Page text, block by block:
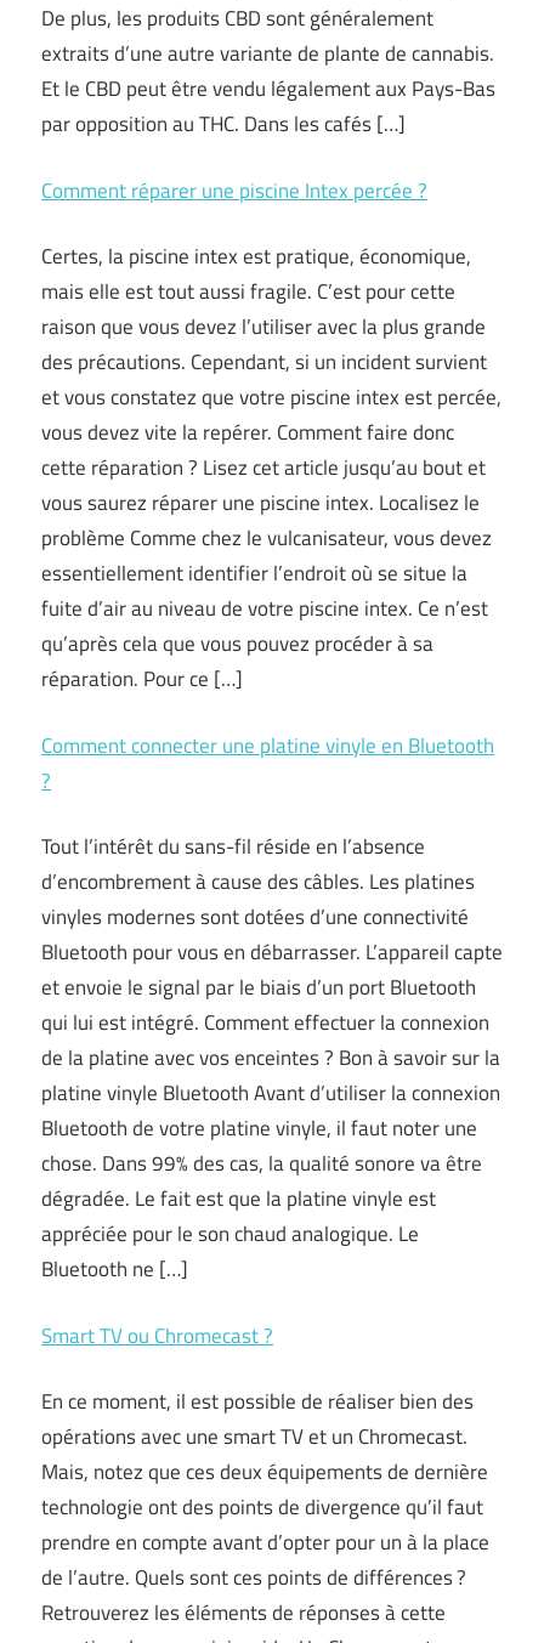
De plus, les produits CBD sont généralement
extraits d’une autre variante de plante de cannabis.
Et le CBD peut être vendu légalement aux Pays-Bas
par opposition au THC. Dans les cafés […]
Comment réparer une piscine Intex percée ?
Certes, la piscine intex est pratique, économique,
mais elle est tout aussi fragile. C’est pour cette
raison que vous devez l’utiliser avec la plus grande
des précautions. Cependant, si un incident survient
et vous constatez que votre piscine intex est percée,
vous devez vite la repérer. Comment faire donc
cette réparation ? Lisez cet article jusqu’au bout et
vous saurez réparer une piscine intex. Localisez le
problème Comme chez le vulcanisateur, vous devez
essentiellement identifier l’endroit où se situe la
fuite d’air au niveau de votre piscine intex. Ce n’est
qu’après cela que vous pouvez procéder à sa
réparation. Pour ce […]
Comment connecter une platine vinyle en Bluetooth
?
Tout l’intérêt du sans-fil réside en l’absence
d’encombrement à cause des câbles. Les platines
vinyles modernes sont dotées d’une connectivité
Bluetooth pour vous en débarrasser. L’appareil capte
et envoie le signal par le biais d’un port Bluetooth
qui lui est intégré. Comment effectuer la connexion
de la platine avec vos enceintes ? Bon à savoir sur la
platine vinyle Bluetooth Avant d’utiliser la connexion
Bluetooth de votre platine vinyle, il faut noter une
chose. Dans 99% des cas, la qualité sonore va être
dégradée. Le fait est que la platine vinyle est
appréciée pour le son chaud analogique. Le
Bluetooth ne […]
Smart TV ou Chromecast ?
En ce moment, il est possible de réaliser bien des
opérations avec une smart TV et un Chromecast.
Mais, notez que ces deux équipements de dernière
technologie ont des points de divergence qu’il faut
prendre en compte avant d’opter pour un à la place
de l’autre. Quels sont ces points de différences ?
Retrouverez les éléments de réponses à cette